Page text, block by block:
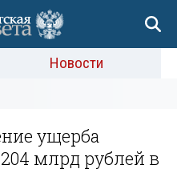
Новости
ущерба
млрд рублей в